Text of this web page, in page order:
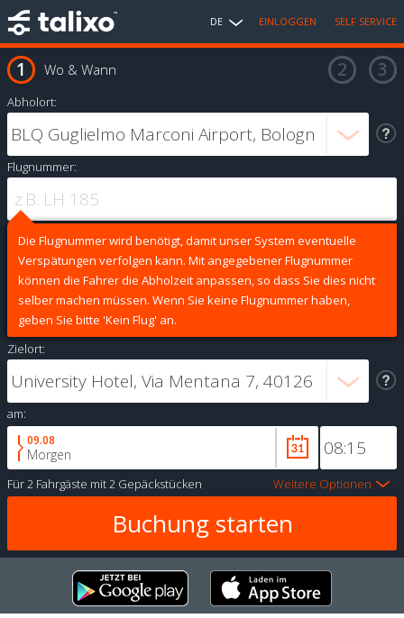
DE EINLOGGEN SELF SERVICE
Wo & Wann
Abholort:
Flugnummer:
Die Flugnummer wird benötigt, damit unser System eventuelle
Verspätungen verfolgen kann. Mit angegebener Flugnummer
können die Fahrer die Abholzeit anpassen, so dass Sie dies nicht
selber machen müssen. Wenn Sie keine Flugnummer haben,
geben Sie bitte 'Kein Flug' an.
Zielort:
am:
09.08
Morgen
Für2 Fahrgäste mit2 Gepäckstücken Weitere Optionen